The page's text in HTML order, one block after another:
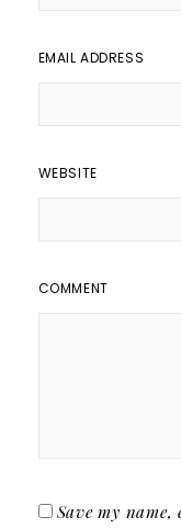
EMAIL ADDRESS
WEBSITE
COMMENT
Save my